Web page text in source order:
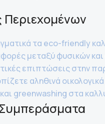
Περιεχομένων
τα eco-friendly
μεταξύ φυσικών
επιπτώσεις στην
αληθινά
greenwashing στα